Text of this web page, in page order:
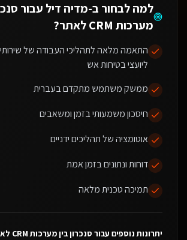
למה לבחור ב-מדיה דיל עבור
מערכות CRM לאתר
?
התאמה מלאה לתהליכי העבודה של
ליועצי בטיחות אש
ממשק משתמש מתקדם בעברית
חיסכון משמעותי בזמן ומשאבים
אוטומציה של תהליכים ידניים
דוחות ונתונים בזמן אמת
תמיכה טכנית מלאה
יתרונות נוספים עבור סנכרון בין מערכות CRM לאתר